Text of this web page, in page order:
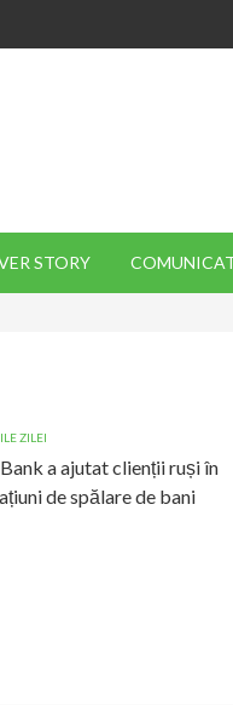
STORY
ZILEI
a ajutat clienții ruși în
de spălare de bani